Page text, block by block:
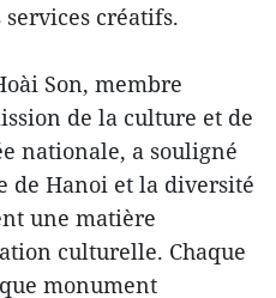
créatifs.
Son, membre
de la culture et de
nationale, a souligné
de Hanoi et la diversité
une matière
culturelle. Chaque
monument